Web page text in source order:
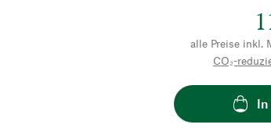
alle Preise inkl.
CO₂-
In